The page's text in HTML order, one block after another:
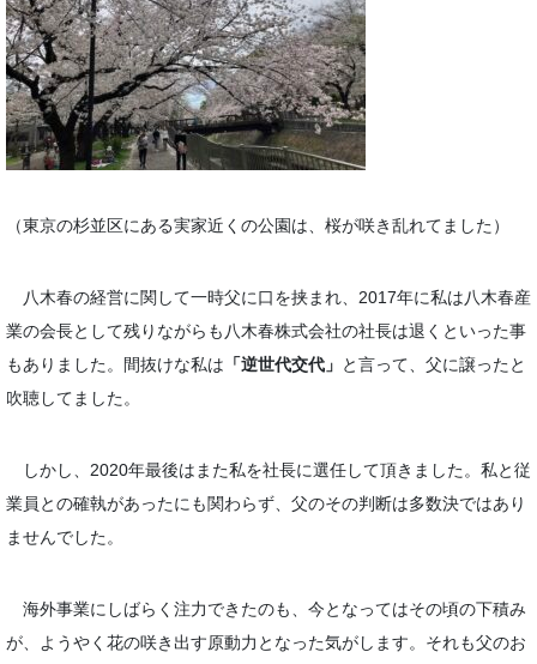
（東京の杉並区にある実家近くの公園は、桜が咲き乱れてました）
八木春の経営に関して一時父に口を挟まれ、2017年に私は八木春産
業の会長として残りながらも八木春株式会社の社長は退くといった事
もありました。間抜けな私は 「逆世代交代」 と言って、父に譲ったと
吹聴してました。
しかし、2020年最後はまた私を社長に選任して頂きました。私と従
業員との確執があったにも関わらず、父のその判断は多数決ではあり
ませんでした。
海外事業にしばらく注力できたのも、今となってはその頃の下積み
が、ようやく花の咲き出す原動力となった気がします。それも父のお